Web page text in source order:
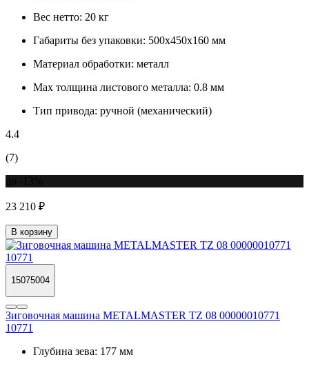
Вес нетто: 20 кг
Габариты без упаковки: 500х450х160 мм
Материал обработки: металл
Max толщина листового металла: 0.8 мм
Тип привода: ручной (механический)
4.4
(7)
23 210 ₽
В корзину
15075004
Зиговочная машина METALMASTER TZ 08 00000010771
10771
Глубина зева: 177 мм